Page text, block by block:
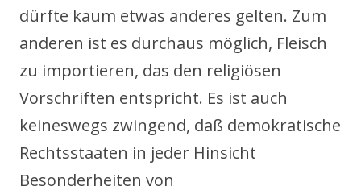
dürfte kaum etwas anderes gelten. Zum
anderen ist es durchaus möglich, Fleisch
zu importieren, das den religiösen
Vorschriften entspricht. Es ist auch
keineswegs zwingend, daß demokratische
Rechtsstaaten in jeder Hinsicht
Besonderheiten von